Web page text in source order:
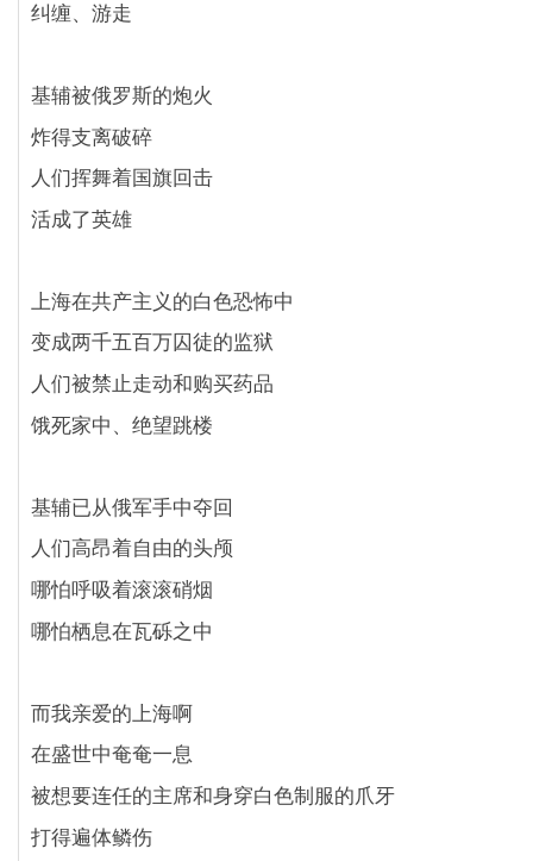
纠缠、游走
基辅被俄罗斯的炮火
炸得支离破碎
人们挥舞着国旗回击
活成了英雄
上海在共产主义的白色恐怖中
变成两千五百万囚徒的监狱
人们被禁止走动和购买药品
饿死家中、绝望跳楼
基辅已从俄军手中夺回
人们高昂着自由的头颅
哪怕呼吸着滚滚硝烟
哪怕栖息在瓦砾之中
而我亲爱的上海啊
在盛世中奄奄一息
被想要连任的主席和身穿白色制服的爪牙
打得遍体鳞伤